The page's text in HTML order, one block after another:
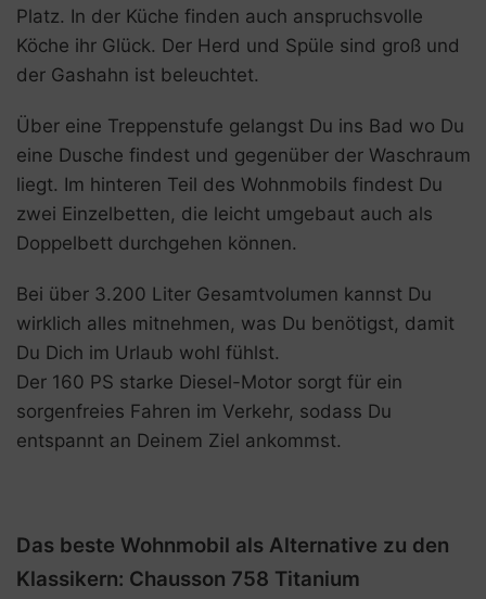
Platz. In der Küche finden auch anspruchsvolle
Köche ihr Glück. Der Herd und Spüle sind groß und
der Gashahn ist beleuchtet.
Über eine Treppenstufe gelangst Du ins Bad wo Du
eine Dusche findest und gegenüber der Waschraum
liegt. Im hinteren Teil des Wohnmobils findest Du
zwei Einzelbetten, die leicht umgebaut auch als
Doppelbett durchgehen können.
Bei über 3.200 Liter Gesamtvolumen kannst Du
wirklich alles mitnehmen, was Du benötigst, damit
Du Dich im Urlaub wohl fühlst.
Der 160 PS starke Diesel-Motor sorgt für ein
sorgenfreies Fahren im Verkehr, sodass Du
entspannt an Deinem Ziel ankommst.
Das beste Wohnmobil als Alternative zu den
Klassikern: Chausson 758 Titanium